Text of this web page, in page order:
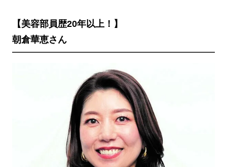
【美容部員歴20年以上！】
朝倉華恵さん